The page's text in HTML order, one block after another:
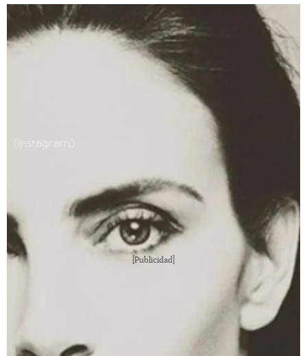
(Instagram)
[Publicidad]